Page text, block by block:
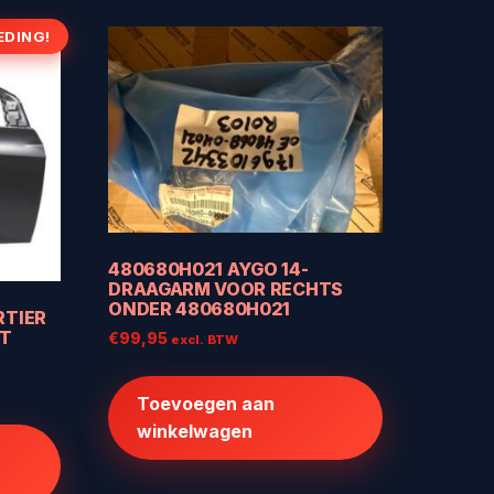
480680H021 AYGO 14-
DRAAGARM VOOR RECHTS
ONDER 480680H021
€99,95 excl. BTW
Toevoegen aan
winkelwagen